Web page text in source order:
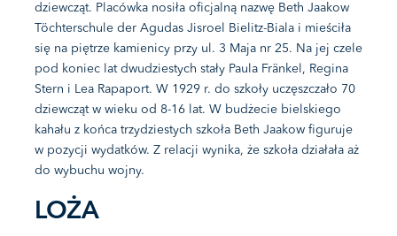
dziewcząt. Placówka nosiła oficjalną nazwę Beth Jaakow
Töchterschule der Agudas Jisroel Bielitz-Biala i mieściła
się na piętrze kamienicy przy ul. 3 Maja nr 25. Na jej czele
pod koniec lat dwudziestych stały Paula Fränkel, Regina
Stern i Lea Rapaport. W 1929 r. do szkoły uczęszczało 70
dziewcząt w wieku od 8-16 lat. W budżecie bielskiego
kahału z końca trzydziestych szkoła Beth Jaakow figuruje
w pozycji wydatków. Z relacji wynika, że szkoła działała aż
do wybuchu wojny.
LOŻA